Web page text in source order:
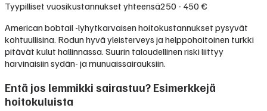
Tyypilliset vuosikustannukset yhteensä250 - 450 €
American bobtail -lyhytkarvaisen hoitokustannukset pysyvät
kohtuullisina. Rodun hyvä yleisterveys ja helppohoitoinen turkki
pitävät kulut hallinnassa. Suurin taloudellinen riski liittyy
harvinaisiin sydän- ja munuaissairauksiin.
Entä jos lemmikki sairastuu? Esimerkkejä
hoitokuluista